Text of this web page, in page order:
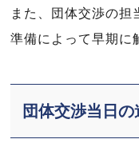
また、団体交渉の担
準備によって早期に
団体交渉当日